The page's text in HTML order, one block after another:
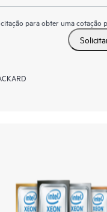
para obter uma cotação